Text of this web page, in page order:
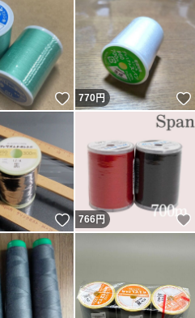
いいね！
770円
いいね！
766円